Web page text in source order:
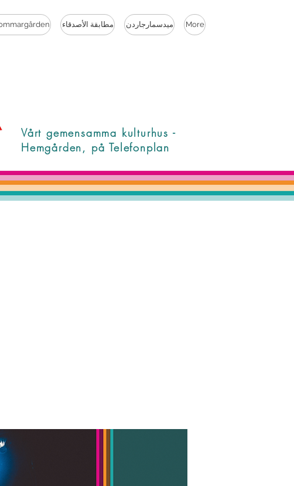
مطابقة الأصدقاء ميدسمارجاردن More
Vårt gemensamma kulturhus -
Hemgården, på Telefonplan